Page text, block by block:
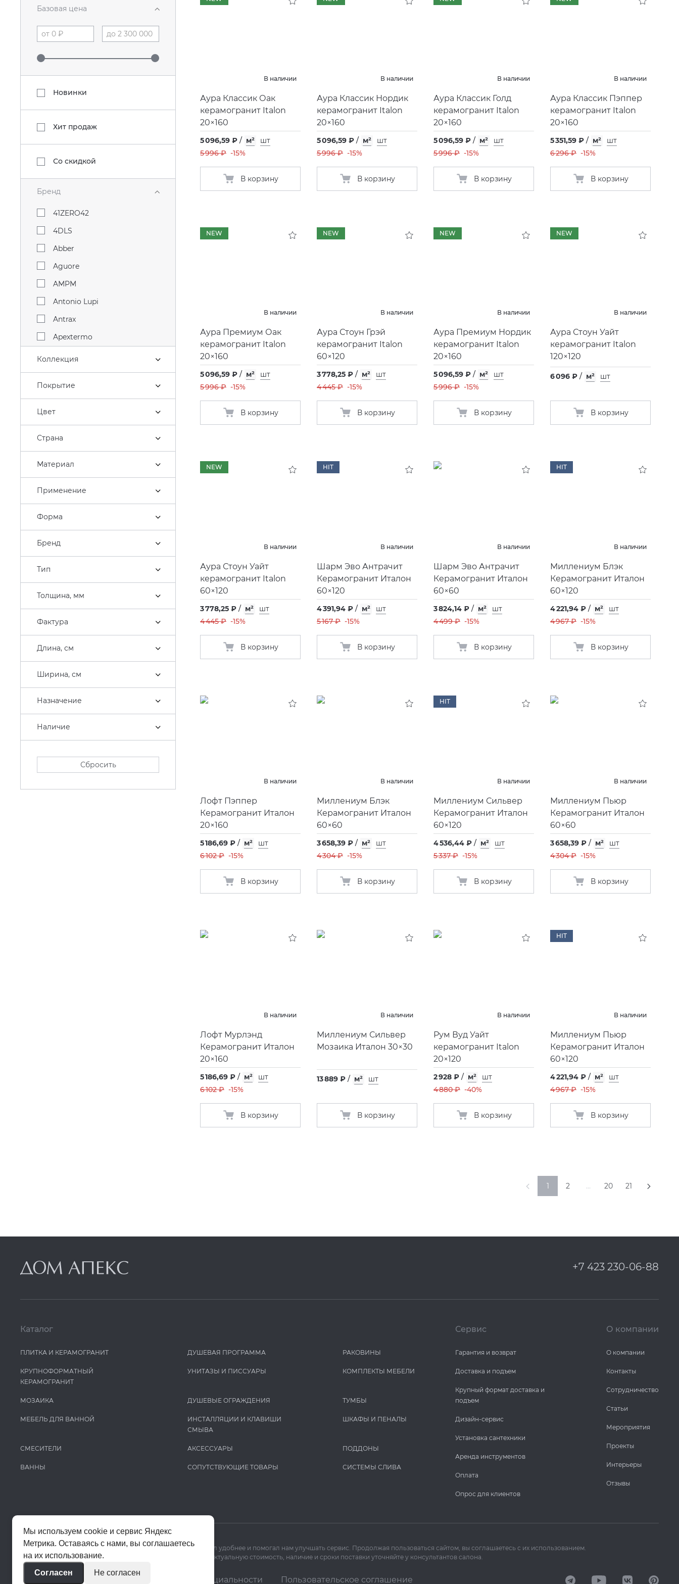
Базовая цена
Новинки
Хит продаж
Со скидкой
Бренд
41ZERO42
4DLS
Abber
Aguore
AMPM
Antonio Lupi
Antrax
Apextermo
Arklam
Artceram
Atlas Concorde
Azario
Bathco
Belux
Bertocci
Bette
Blue Provance
Bossini
Broner
Burgbad
Butech
Caiman
Caprigo
Carisa
Cielo
Cisal
Ideal Standard
Iris
Kludi
La Fabbrica Ava
Laminam
Madero
Mag Drain
MAPEI
Коллекция
Покрытие
Цвет
Страна
Материал
Применение
Форма
Бренд
Тип
Толщина, мм
Фактура
Длина, см
Ширина, см
Назначение
Наличие
Сбросить
В наличии
Аура Классик Оак
керамогранит Italon
20×160
5 096,59 ₽ / м²
шт
5 996 ₽ -15%
В корзину
В наличии
Аура Классик Нордик
керамогранит Italon
20×160
5 096,59 ₽ / м²
шт
5 996 ₽ -15%
В корзину
В наличии
Аура Классик Голд
керамогранит Italon
20×160
5 096,59 ₽ / м²
шт
5 996 ₽ -15%
В корзину
В наличии
Аура Классик Пэппер
керамогранит Italon
20×160
5 351,59 ₽ / м²
шт
6 296 ₽ -15%
В корзину
NEW
В наличии
Аура Премиум Оак
керамогранит Italon
20×160
5 096,59 ₽ / м²
шт
5 996 ₽ -15%
В корзину
NEW
В наличии
Аура Стоун Грэй
керамогранит Italon
60×120
3 778,25 ₽ / м²
шт
4 445 ₽ -15%
В корзину
NEW
В наличии
Аура Премиум Нордик
керамогранит Italon
20×160
5 096,59 ₽ / м²
шт
5 996 ₽ -15%
В корзину
NEW
В наличии
Аура Стоун Уайт
керамогранит Italon
120×120
6 096 ₽ / м² шт
В корзину
NEW
В наличии
Аура Стоун Уайт
керамогранит Italon
60×120
3 778,25 ₽ / м²
шт
4 445 ₽ -15%
В корзину
HIT
В наличии
Шарм Эво Антрачит
Керамогранит Италон
60×120
4 391,94 ₽ / м²
шт
5 167 ₽ -15%
В корзину
В наличии
Шарм Эво Антрачит
Керамогранит Италон
60×60
3 824,14 ₽ / м²
шт
4 499 ₽ -15%
В корзину
HIT
В наличии
Миллениум Блэк
Керамогранит Италон
60×120
4 221,94 ₽ / м²
шт
4 967 ₽ -15%
В корзину
В наличии
Лофт Пэппер
Керамогранит Италон
20×160
5 186,69 ₽ / м²
шт
6 102 ₽ -15%
В корзину
В наличии
Миллениум Блэк
Керамогранит Италон
60×60
3 658,39 ₽ / м²
шт
4 304 ₽ -15%
В корзину
HIT
В наличии
Миллениум Сильвер
Керамогранит Италон
60×120
4 536,44 ₽ / м²
шт
5 337 ₽ -15%
В корзину
В наличии
Миллениум Пьюр
Керамогранит Италон
60×60
3 658,39 ₽ / м²
шт
4 304 ₽ -15%
В корзину
В наличии
Лофт Мурлэнд
Керамогранит Италон
20×160
5 186,69 ₽ / м²
шт
6 102 ₽ -15%
В корзину
В наличии
Миллениум Сильвер
Мозаика Италон 30×30
13 889 ₽ / м² шт
В корзину
В наличии
Рум Вуд Уайт
керамогранит Italon
20×120
2 928 ₽ / м²
шт
4 880 ₽ -40%
В корзину
HIT
В наличии
Миллениум Пьюр
Керамогранит Италон
60×120
4 221,94 ₽ / м²
шт
4 967 ₽ -15%
В корзину
1 2 … 20 21
+7 423 230-06-88
Каталог
ПЛИТКА И КЕРАМОГРАНИТ
КРУПНОФОРМАТНЫЙ
КЕРАМОГРАНИТ
МОЗАИКА
МЕБЕЛЬ ДЛЯ ВАННОЙ
СМЕСИТЕЛИ
ВАННЫ
ДУШЕВАЯ ПРОГРАММА
УНИТАЗЫ И ПИCCУАРЫ
ДУШЕВЫЕ ОГРАЖДЕНИЯ
ИНСТАЛЛЯЦИИ И КЛАВИШИ
СМЫВА
АКСЕССУАРЫ
СОПУТСТВУЮЩИЕ ТОВАРЫ
РАКОВИНЫ
КОМПЛЕКТЫ МЕБЕЛИ
ТУМБЫ
ШКАФЫ И ПЕНАЛЫ
ПОДДОНЫ
СИСТЕМЫ СЛИВА
Сервис
Гарантия и возврат
Доставка и подъем
Крупный формат доставка и
подъем
Дизайн-сервис
Установка сантехники
Аренда инструментов
Оплата
Опрос для клиентов
О компании
О компании
Контакты
Сотрудничество
Статьи
Мероприятия
Проекты
Интерьеры
Отзывы
Мы используем cookie и Яндекс Метрику, чтобы сайт работал удобнее и помогал нам улучшать сервис. Продолжая пользоваться сайтом, вы соглашаетесь с их использованием.
Цены на сайте помогают ориентироваться в ассортименте. Актуальную стоимость, наличие и сроки поставки уточняйте у консультантов салона.
© 2020–2026 «Апекс» Политика конфиденциальности Пользовательское соглашение
Мы используем cookie и сервис Яндекс
Метрика. Оставаясь с нами, вы соглашаетесь
на их использование.
Согласен
Не согласен